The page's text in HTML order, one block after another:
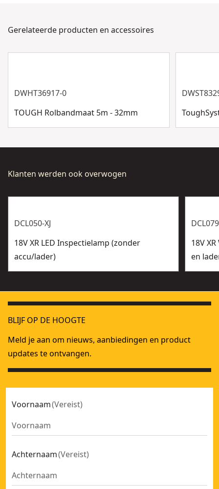
Ja
Meer weergeven
relevante voorschriften.
Gerelateerde producten en accessoires
DWHT36917-0
TOUGH Rolbandmaat 5m - 32mm
Klanten werden ook overwogen
DCL050-XJ
18V XR LED Inspectielamp (zonder
accu/lader)
18V
en
BLIJF OP DE HOOGTE
Meld je aan om nieuws, aanbiedingen en product
updates te ontvangen.
Voornaam(Vereist)
Achternaam(Vereist)